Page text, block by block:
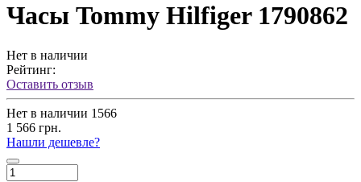
Часы Tommy Hilfiger 1790862
Нет в наличии
Рейтинг:
Оставить отзыв
Нет в наличии 1566
1 566 грн.
Нашли дешевле?